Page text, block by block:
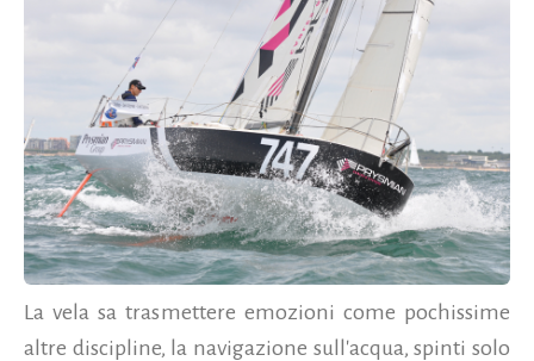
La vela sa trasmettere emozioni come pochissime
altre discipline, la navigazione sull'acqua, spinti solo